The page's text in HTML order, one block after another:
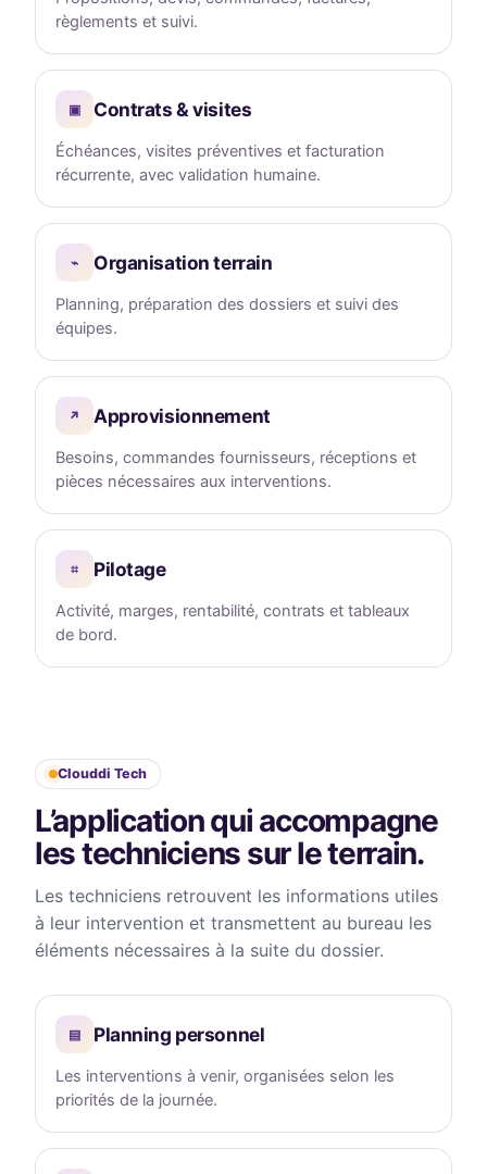
règlements et suivi.
▣ Contrats & visites
Échéances, visites préventives et facturation
récurrente, avec validation humaine.
⌁ Organisation terrain
Planning, préparation des dossiers et suivi des
équipes.
↗ Approvisionnement
Besoins, commandes fournisseurs, réceptions et
pièces nécessaires aux interventions.
⌗ Pilotage
Activité, marges, rentabilité, contrats et tableaux
de bord.
Clouddi Tech
L’application qui accompagne
les techniciens sur le terrain.
Les techniciens retrouvent les informations utiles
à leur intervention et transmettent au bureau les
éléments nécessaires à la suite du dossier.
▤ Planning personnel
Les interventions à venir, organisées selon les
priorités de la journée.